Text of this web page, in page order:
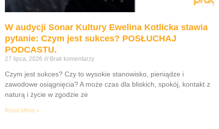
W audycji Sonar Kultury Ewelina Kotlicka stawia
pytanie: Czym jest sukces? POSŁUCHAJ
PODCASTU.
27 lipca, 2026 Brak komentarzy
Czym jest sukces? Czy to wysokie stanowisko, pieniądze i
zawodowe osiągnięcia? A może czas dla bliskich, spokój, kontakt z
naturą i życie w zgodzie ze
Read More »